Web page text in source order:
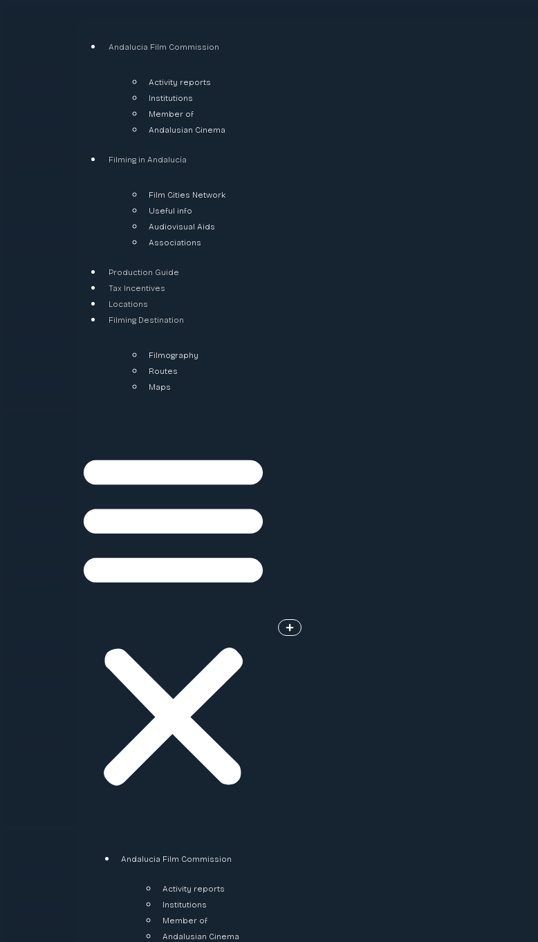
Andalucia Film Commission
Activity reports
Institutions
Member of
Andalusian Cinema
Filming in Andalucía
Film Cities Network
Useful info
Audiovisual Aids
Associations
Production Guide
Tax Incentives
Locations
Filming Destination
Filmography
Routes
Maps
Andalucia Film Commission
Activity reports
Institutions
Member of
Andalusian Cinema